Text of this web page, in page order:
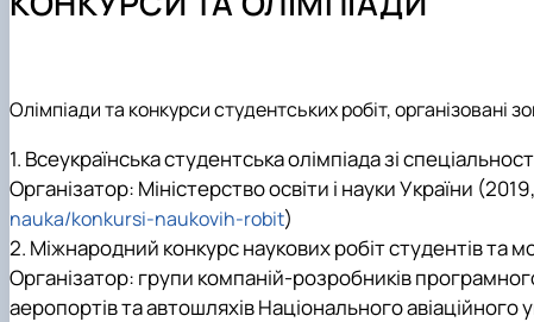
Співробітництво кафедри
Механіка залізобетону
Технічне обстеження та нагляд за безпечною
Особливі та аварійні впливи на будівлі та інженерні
Бакалавр
Аспірантура
Навчально-дослідні лабораторії
Олімпіади та конкурси студентських робіт, організовані
1. Всеукраїнська студентська олімпіада зі
Організатор: Міністерство освіти і науки України
nauka/konkursi-naukovih-robit)
2. Міжнародний конкурс наукових робіт студентів та
Організатор: групи компаній-розробників
аеропортів та автошляхів Національного авіаційного